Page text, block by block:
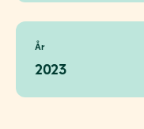
År
2023